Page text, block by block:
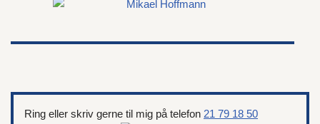
Ring eller skriv gerne til mig på telefon 21 79 18 50